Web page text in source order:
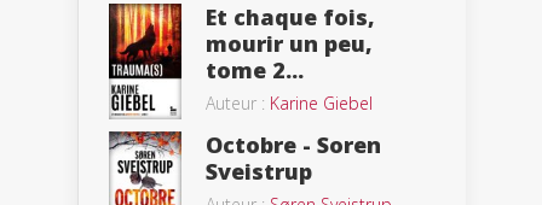
Et chaque fois,
mourir un peu,
tome 2...
Auteur : Karine Giebel
Octobre - Soren
Sveistrup